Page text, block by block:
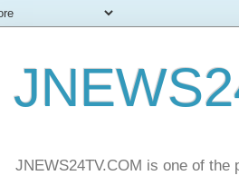
JNEWS24TV.COM is one of the